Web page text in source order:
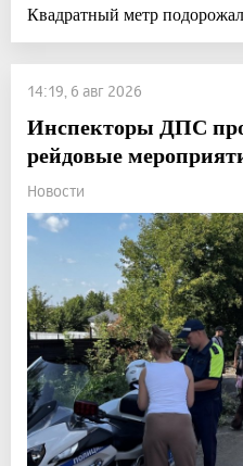
Квадратный метр
14:19, 6 авг 2026
Инспекторы ДПС
рейдовые
Новости